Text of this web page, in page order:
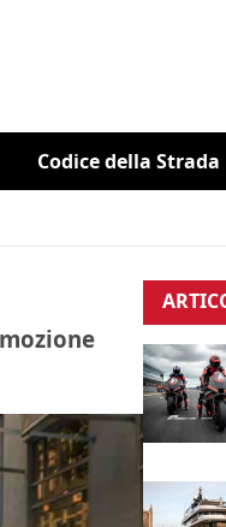
Codice della Strada